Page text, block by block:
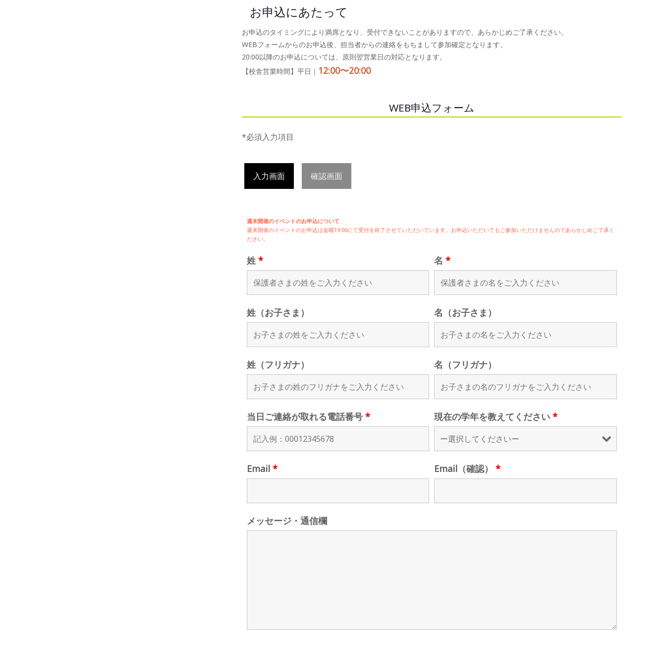
お申込にあたって
お申込のタイミングにより満席となり、受付できないことがありますので、あらかじめご了承ください。
WEBフォームからのお申込後、担当者からの連絡をもちまして参加確定となります。
20:00以降のお申込については、原則翌営業日の対応となります。
【校舎営業時間】平日｜ 12:00〜20:00
WEB申込フォーム
*必須入力項目
入力画面 確認画面
週末開催のイベントのお申込について
週末開催のイベントのお申込は金曜19:00にて受付を終了させていただいています。お申込いただいてもご参加いただけませんのであらかじめご了承く
ださい。
姓 * 名*
姓（お子さま） 名（お子さま）
姓（フリガナ） 名（フリガナ）
当日ご連絡が取れる電話番号 * 現在の学年を教えてください*
Email * Email（確認）*
メッセージ・通信欄